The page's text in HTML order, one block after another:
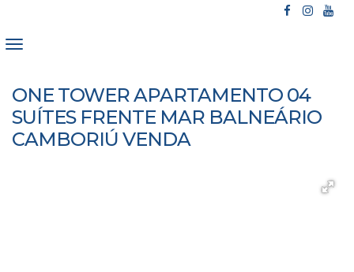
ONE TOWER APARTAMENTO 04
SUÍTES FRENTE MAR BALNEÁRIO
CAMBORIÚ VENDA